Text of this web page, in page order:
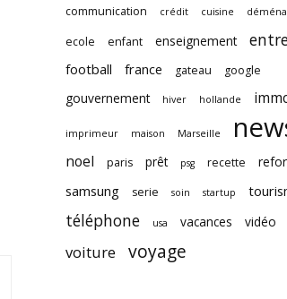
communication crédit cuisine
ecole enfant enseignement
football france gateau google
gouvernement hiver hollande
imprimeur maison Marseille
noel paris prêt psg recette
samsung serie soin startup
téléphone usa vacances vidéo
voiture voyage